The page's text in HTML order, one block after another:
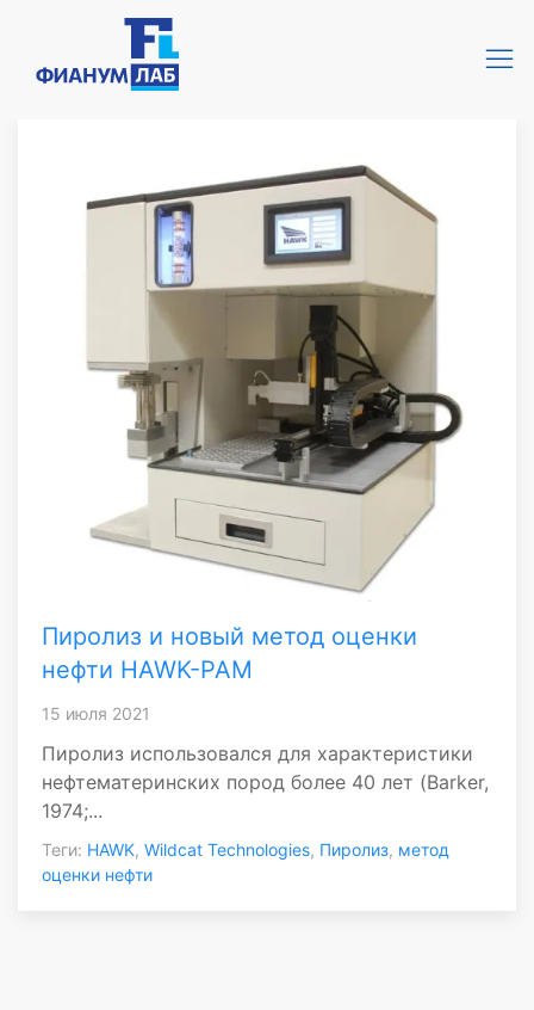
Пиролиз и новый метод оценки
нефти HAWK-PAM
15 июля 2021
Пиролиз использовался для характеристики
нефтематеринских пород более 40 лет (Barker,
1974;...
Теги: HAWK, Wildcat Technologies, Пиролиз, метод
оценки нефти